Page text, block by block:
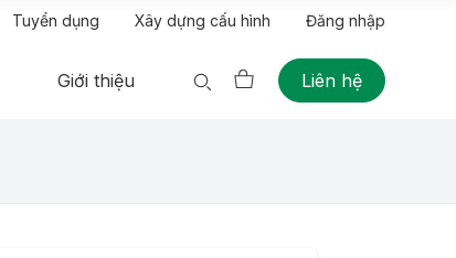
Tuyển dụng Xây dựng cấu hình Đăng nhập
Giới thiệu Liên hệ